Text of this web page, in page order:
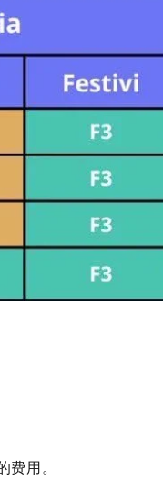
费用。